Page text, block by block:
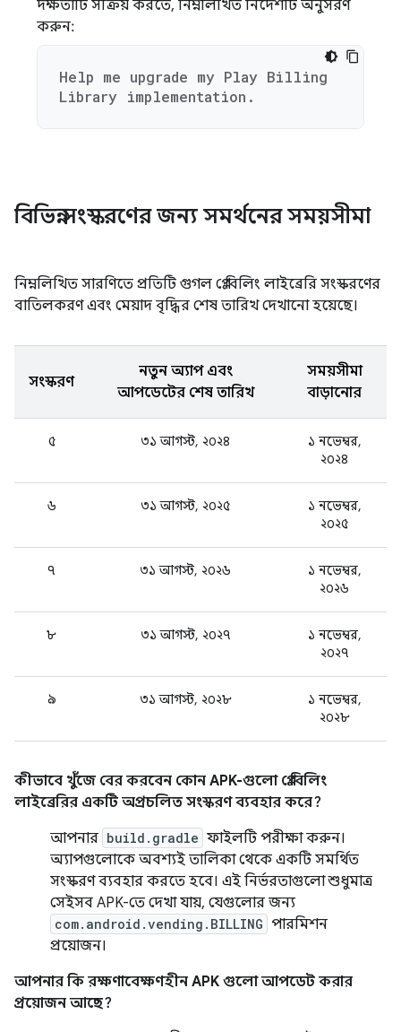
দক্ষতাটি সক্রিয় করতে, নিম্নলিখিত নির্দেশটি অনুসরণ
করুন:
Help me upgrade my Play Billing
Library implementation.
বিভিন্ন সংস্করণের জন্য সমর্থনের সময়সীমা
নিম্নলিখিত সারণিতে প্রতিটি গুগল প্লে বিলিং লাইব্রেরি সংস্করণের
বাতিলকরণ এবং মেয়াদ বৃদ্ধির শেষ তারিখ দেখানো হয়েছে।
সংস্করণ
নতুন অ্যাপ এবং
আপডেটের শেষ তারিখ
সময়সীমা
বাড়ানোর
৫ ৩১ আগস্ট, ২০২৪
১ নভেম্বর,
২০২৪
৬ ৩১ আগস্ট, ২০২৫
১ নভেম্বর,
২০২৫
৭ ৩১ আগস্ট, ২০২৬
১ নভেম্বর,
২০২৬
৮ ৩১ আগস্ট, ২০২৭
১ নভেম্বর,
২০২৭
৯ ৩১ আগস্ট, ২০২৮
১ নভেম্বর,
২০২৮
কীভাবে খুঁজে বের করবেন কোন APK-গুলো প্লে বিলিং
লাইব্রেরির একটি অপ্রচলিত সংস্করণ ব্যবহার করে?
আপনার build.gradle ফাইলটি পরীক্ষা করুন।
অ্যাপগুলোকে অবশ্যই তালিকা থেকে একটি সমর্থিত
সংস্করণ ব্যবহার করতে হবে। এই নির্ভরতাগুলো শুধুমাত্র
সেইসব APK-তে দেখা যায়, যেগুলোর জন্য
com.android.vending.BILLING পারমিশন
প্রয়োজন।
আপনার কি রক্ষণাবেক্ষণহীন APK গুলো আপডেট করার
প্রয়োজন আছে?